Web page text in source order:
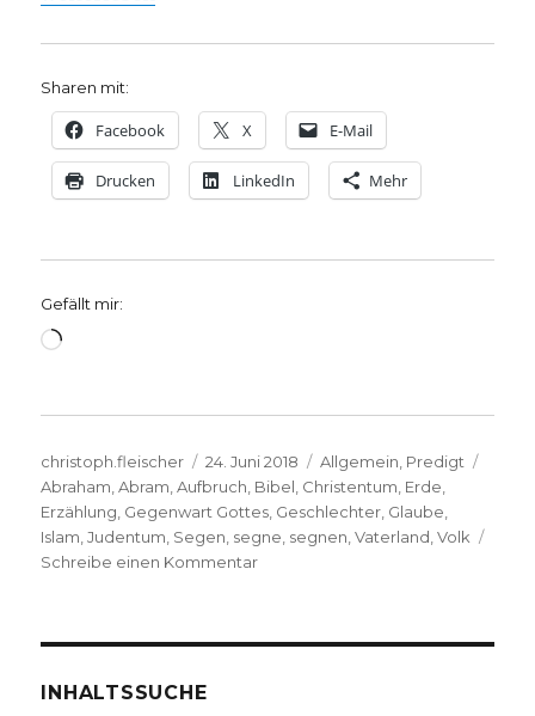
Sharen mit:
Facebook X E-Mail
Drucken LinkedIn Mehr
Gefällt mir:
Wird
Autor
christoph.fleischer
Veröffentlicht
am
24. Juni 2018 Kategorien
Allgemein, Predigt
Abraham,Abram,Aufbruch, Bibel, Christentum, Erde,
Erzählung, Gegenwart Gottes, Geschlechter, Glaube,
Islam,Judentum, Segen, segne, segnen,Vaterland,Volk
Schreibe einen Kommentarzu
INHALTSSUCHE